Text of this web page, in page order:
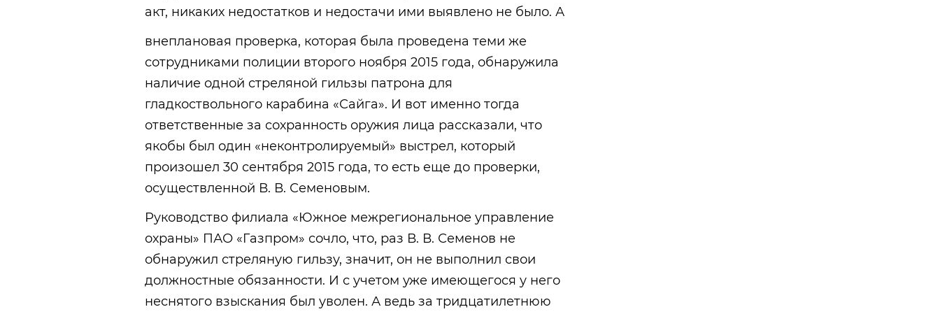
акт, никаких недостатков и недостачи ими выявлено не было. А
внеплановая проверка, которая была проведена теми же
сотрудниками полиции второго ноября 2015 года, обнаружила
наличие одной стреляной гильзы патрона для
гладкоствольного карабина «Сайга». И вот именно тогда
ответственные за сохранность оружия лица рассказали, что
якобы был один «неконтролируемый» выстрел, который
произошел 30 сентября 2015 года, то есть еще до проверки,
осуществленной В. В. Семеновым.
Руководство филиала «Южное межрегиональное управление
охраны» ПАО «Газпром» сочло, что, раз В. В. Семенов не
обнаружил стреляную гильзу, значит, он не выполнил свои
должностные обязанности. И с учетом уже имеющегося у него
неснятого взыскания был уволен. А ведь за тридцатилетнюю